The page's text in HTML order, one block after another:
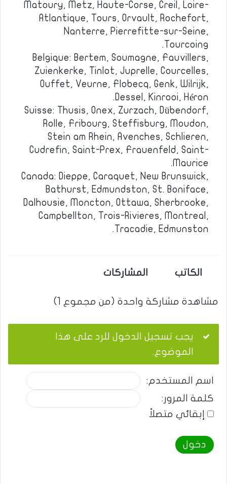
Matoury, Metz, Haute-Corse, Creil, Loire-
Atlantique, Tours, Orvault, Rochefort,
Nanterre, Pierrefitte-sur-Seine,
Tourcoing.
Belgique: Bertem, Soumagne, Fauvillers,
Zuienkerke, Tinlot, Juprelle, Courcelles,
Ouffet, Veurne, Flobecq, Genk, Wilrijk,
Dessel, Kinrooi, Héron.
Suisse: Thusis, Onex, Zurzach, Dübendorf,
Rolle, Fribourg, Steffisburg, Moudon,
Stein am Rhein, Avenches, Schlieren,
Cudrefin, Saint-Prex, Frauenfeld, Saint-
Maurice.
Canada: Dieppe, Caraquet, New Brunswick,
Bathurst, Edmundston, St. Boniface,
Dalhousie, Moncton, Ottawa, Sherbrooke,
Campbellton, Trois-Rivieres, Montreal,
Tracadie, Edmunston.
الكاتب المشاركات
مشاهدة مشاركة واحدة (من مجموع 1)
يجب تسجيل الدخول للرد على هذا
الموضوع.
اسم المستخدم:
كلمة المرور:
إبقائي متصلاً
دخول